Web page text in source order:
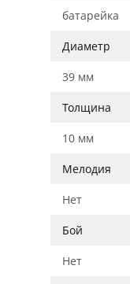
батарейка
Диаметр
39 мм
Толщина
10 мм
Мелодия
Нет
Бой
Нет